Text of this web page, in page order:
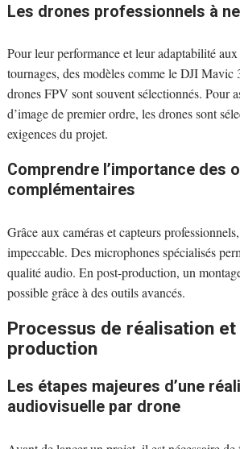
Les drones professionnels à
Pour leur performance et leur adaptabilité
tournages, des modèles comme le DJI Mavic
drones FPV sont souvent sélectionnés. Pour
d’image de premier ordre, les drones sont
exigences du projet.
Comprendre l’importance des
complémentaires
Grâce aux caméras et capteurs
impeccable. Des microphones spécialisés
qualité audio. En post-production, un
possible grâce à des outils avancés.
Processus de réalisation
production
Les étapes majeures d’une
audiovisuelle par drone